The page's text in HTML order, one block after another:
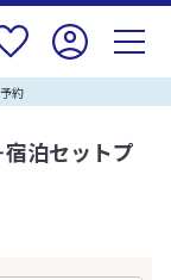
約
泊セットプ